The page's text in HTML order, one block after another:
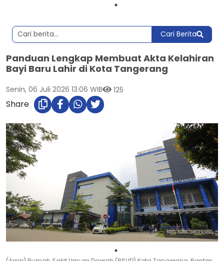
Cari Berita
Panduan Lengkap Membuat Akta Kelahiran
Bayi Baru Lahir di Kota Tangerang
Senin, 06 Juli 2026 13:06 WIB 125
Share